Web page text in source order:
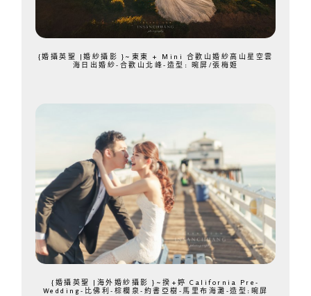
{婚攝英聖 |婚紗攝影 }~東東 + Mini 合歡山婚紗高山星空雲
海日出婚紗-合歡山北峰-造型: 晼屏/張梅姬
{婚攝英聖 |海外婚紗攝影 }~揆+婷 California Pre-
Wedding-比佛利-棕櫚泉-約書亞樹-馬里布海灘-造型:晼屏